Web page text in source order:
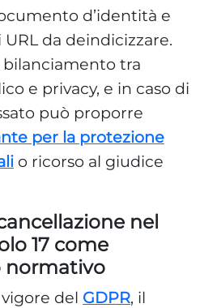
d’identità e
da deindicizzare.
bilanciamento tra
e privacy, e in caso di
può proporre
per la protezione
o ricorso al giudice
nel
17 come
del GDPR, il